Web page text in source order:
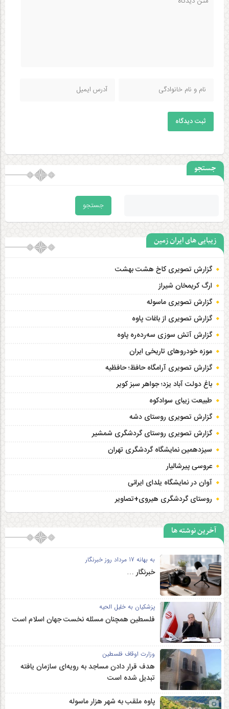
ثبت دیدگاه
جستجو
زیبایی های ایران زمین
گزارش تصویری کاخ هشت‌ بهشت
ارگ کریمخان شیراز
گزارش تصویری ماسوله
گزارش تصویری از باغات پاوه
گزارش آتش سوزی سەردەرە پاوه
موزه خودروهای تاریخی ایران
گزارش تصویری آرامگاه حافظ؛ حافظیه‎
باغ دولت آباد یزد؛ جواهر سبز کویر
طبیعت زیبای سوادکوه
گزارش تصویری روستای دشه
گزارش تصویری روستای گردشگری شمشیر
سیزدهمین نمایشگاه گردشگری تهران
عروسی پیرشالیار
آوان در نمایشگاه یلدای ایرانی
روستای گردشگری هیروی+تصاویر
آخرین نوشته ها
به بهانه 17 مرداد روز خبرنگار
خبرنگار …
پزشکیان به خلیل الحیه
فلسطین همچنان مسئله نخست جهان اسلام است
وزارت اوقاف فلسطین
هدف قرار دادن مساجد به رویه‌ای سازمان‌ یافته
تبدیل شده است
پاوه ملقب به شهر هزار ماسوله